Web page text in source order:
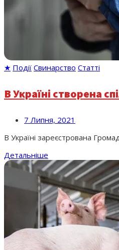
★ Події Свинарство Статті
В Україні створена
7 Липня, 2021
В Україні зареєстрована
Детальніше